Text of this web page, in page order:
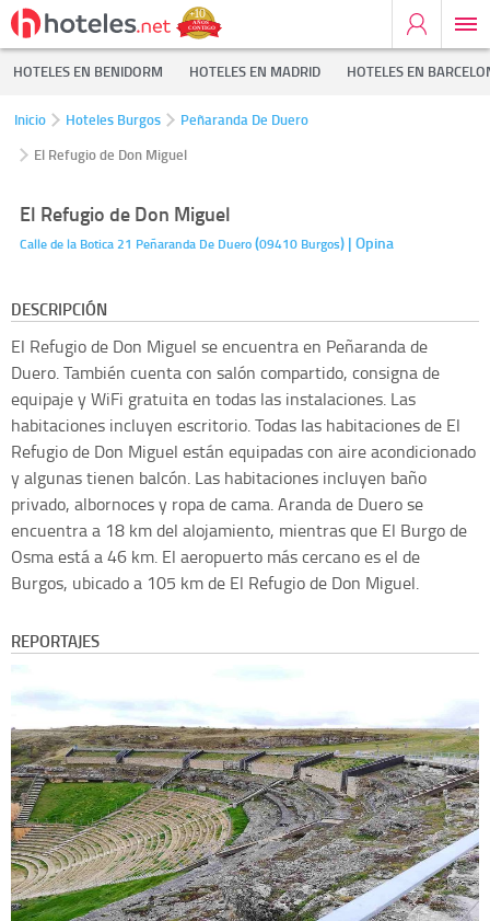
HOTELES EN BENIDORM HOTELES EN MADRID HOTELES EN
Inicio Hoteles Burgos
Peñaranda De Duero
El Refugio de Don Miguel
El Refugio de Don Miguel
Calle de la Botica 21 Peñaranda De Duero(09410 Burgos) | Opina
DESCRIPCIÓN
El Refugio de Don Miguel se encuentra en Peñaranda de
Duero. También cuenta con salón compartido, consigna de
equipaje y WiFi gratuita en todas las instalaciones. Las
habitaciones incluyen escritorio. Todas las habitaciones de El
Refugio de Don Miguel están equipadas con aire acondicionado
y algunas tienen balcón. Las habitaciones incluyen baño
privado, albornoces y ropa de cama. Aranda de Duero se
encuentra a 18 km del alojamiento, mientras que El Burgo de
Osma está a 46 km. El aeropuerto más cercano es el de
Burgos, ubicado a 105 km de El Refugio de Don Miguel.
REPORTAJES